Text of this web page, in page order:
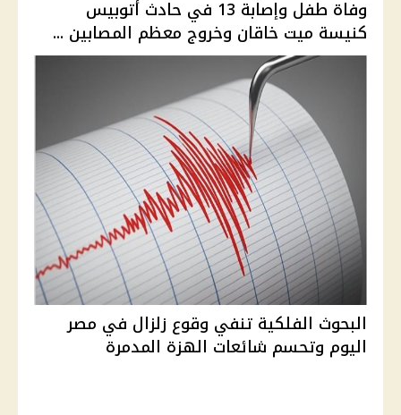
وفاة طفل وإصابة 13 في حادث أتوبيس
كنيسة ميت خاقان وخروج معظم المصابين ...
البحوث الفلكية تنفي وقوع زلزال في مصر
اليوم وتحسم شائعات الهزة المدمرة